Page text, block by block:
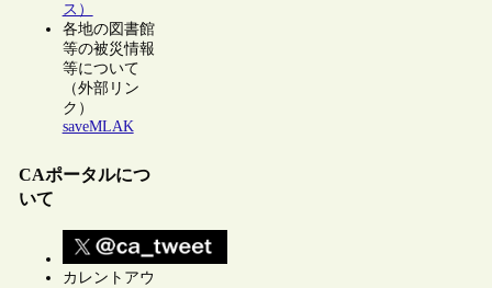
ス）
各地の図書館
等の被災情報
等について
（外部リン
ク）
saveMLAK
CAポータルにつ
いて
カレントアウ